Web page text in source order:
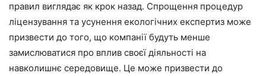
правил виглядає як крок назад. Спрощення процедур
ліцензування та усунення екологічних експертиз може
призвести до того, що компанії будуть менше
замислюватися про вплив своєї діяльності на
навколишнє середовище. Це може призвести до